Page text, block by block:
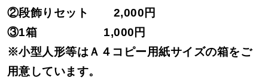
②段飾りセット
2,000円
③1箱
1,000円
※小型人形等はＡ４コピー用紙サイズの箱をご
用意しています。